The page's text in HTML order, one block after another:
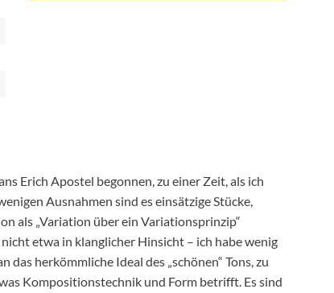
Erich Apostel begonnen, zu einer Zeit, als ich
Ausnahmen sind es einsätzige Stücke,
als „Variation über ein Variationsprinzip“
etwa in klanglicher Hinsicht – ich habe wenig
herkömmliche Ideal des „schönen“ Tons, zu
Kompositionstechnik und Form betrifft. Es sind